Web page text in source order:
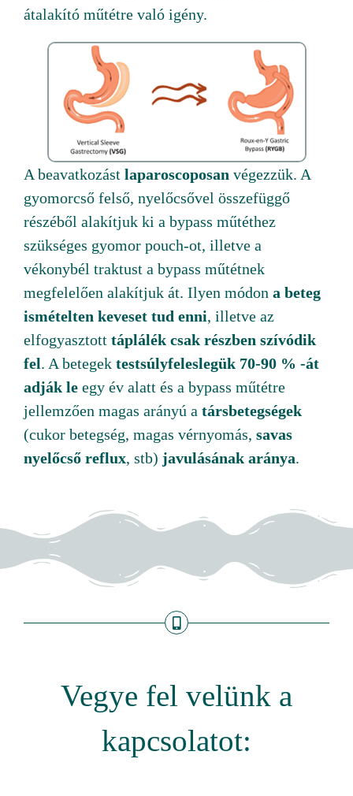
átalakító műtétre való igény.
A beavatkozást laparoscoposan végezzük. A
gyomorcső felső, nyelőcsővel összefüggő
részéből alakítjuk ki a bypass műtéthez
szükséges gyomor pouch-ot, illetve a
vékonybél traktust a bypass műtétnek
megfelelően alakítjuk át. Ilyen módon a beteg
ismételten keveset tud enni, illetve az
elfogyasztott táplálék csak részben szívódik
fel. A betegek testsúlyfeleslegük 70-90 % -át
adják le egy év alatt és a bypass műtétre
jellemzően magas arányú a társbetegségek
(cukor betegség, magas vérnyomás, savas
nyelőcső reflux, stb) javulásának aránya.
Vegye fel velünk a
kapcsolatot: